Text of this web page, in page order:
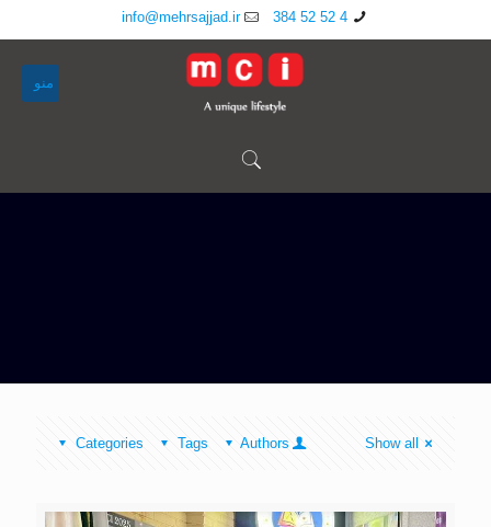
4 52 52 384
info@mehrsajjad.ir
منو
Categories Tags Authors Show all